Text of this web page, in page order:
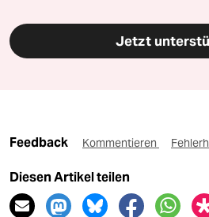
Jetzt
Feedback Kommentieren
Diesen Artikel teilen